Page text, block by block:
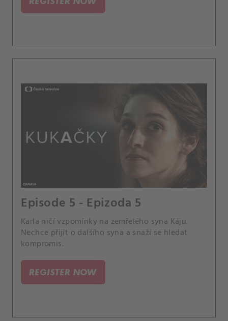
Episode 5 - Epizoda 5
Karla ničí vzpomínky na zemřelého syna Káju.
Nechce přijít o dalšího syna a snaží se hledat
kompromis.
REGISTER NOW